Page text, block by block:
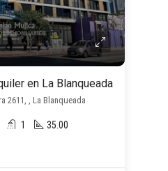
en La Blanqueada
2611, , La Blanqueada
1 35.00